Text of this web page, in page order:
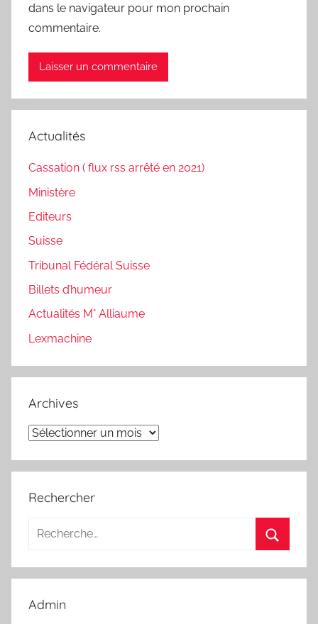
dans le navigateur pour mon prochain
commentaire.
Actualités
Cassation ( flux rss arrêté en 2021)
Ministère
Editeurs
Suisse
Tribunal Fédéral Suisse
Billets d’humeur
Actualités M° Alliaume
Lexmachine
Archives
Archives
Rechercher
Recherche
:
Admin